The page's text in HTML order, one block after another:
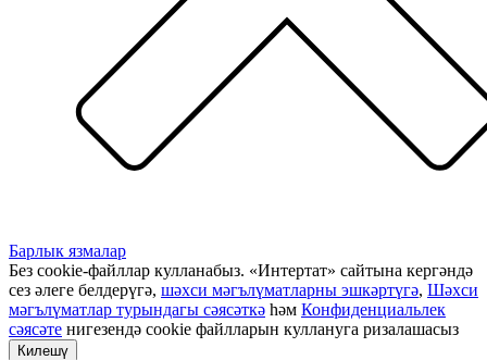
Барлык язмалар
Без cookie-файллар кулланабыз. «Интертат» сайтына кергәндә
сез әлеге белдерүгә, шәхси мәгълүматларны эшкәртүгә, Шәхси
мәгълүматлар турындагы сәясәткә һәм Конфиденциальлек
сәясәте нигезендә cookie файлларын куллануга ризалашасыз
Килешү